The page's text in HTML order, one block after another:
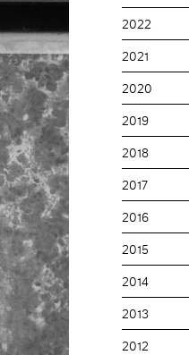
2022
2021
2020
2019
2018
2017
2016
2015
2014
2013
2012